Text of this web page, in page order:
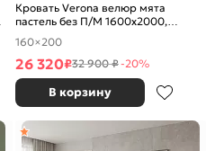
Кровать Verona велюр мята
пастель без П/М 1600x2000,
ортопедическое основание,
изголовье мягкое
160×200
26 320₽32 900 ₽-20%
В корзину